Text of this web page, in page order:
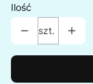
Ilość
szt.